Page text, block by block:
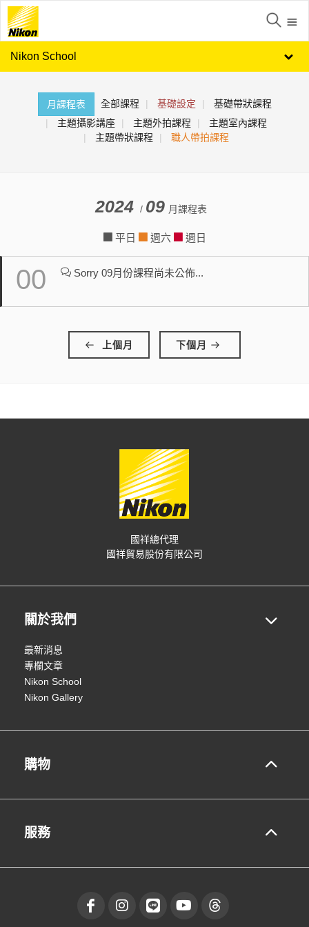
Nikon School
月課程表 全部課程 基礎設定
基礎帶狀課程
主題攝影講座
主題外拍課程
主題室內課程
主題帶狀課程
職人帶拍課程
2024 / 09 月課程表
平日 週六 週日
00 Sorry 09月份課程尚未公佈...
上個月 下個月
國祥總代理
國祥貿易股份有限公司
關於我們
最新消息
專欄文章
Nikon School
Nikon Gallery
購物
服務